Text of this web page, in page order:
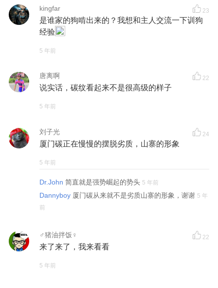
kingfar 23
是谁家的狗啃出来的？我想和主人交流一下训狗
经验
5 年前
唐离啊 22
说实话，碳纹看起来不是很高级的样子
5 年前
刘子光 24
厦门碳正在慢慢的摆脱劣质，山寨的形象
5 年前
Dr.John 简直就是强势崛起的势头 5 年前
Dannyboy 厦门碳从来就不是劣质山寨的形象，谢谢 5 年
前
♂猪油拌饭♀ 22
来了来了，我来看看
5 年前